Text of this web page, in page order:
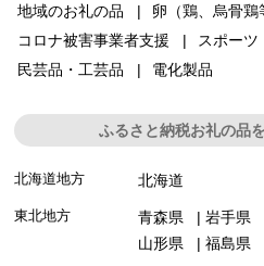
地域のお礼の品
卵（鶏、烏骨鶏
コロナ被害事業者支援
スポーツ
民芸品・工芸品
電化製品
ふるさと納税お礼の品
北海道地方 北海道
東北地方 青森県 岩手県
山形県
福島県